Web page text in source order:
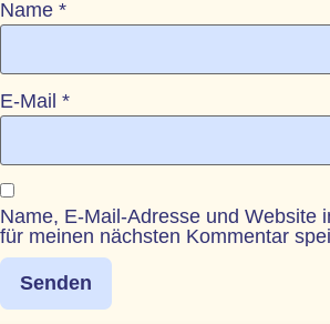
Name *
E-Mail *
Name, E-Mail-Adresse und Website
für meinen nächsten Kommentar